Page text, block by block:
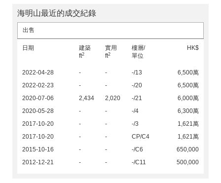
海明山最近的成交紀錄
出售
日期
建築
ft2
實用
ft2
樓層/
單位
HK$
2022-04-28 - - -/13
6,500萬
2022-02-23
- - -/20
6,500萬
2020-07-06
2,434 2,020 -/21
6,000萬
2020-05-28
- - -/4
6,300萬
2017-10-20
- - -/3
1,621萬
2017-10-20
- - CP/C4
1,621萬
2015-10-16
- - -/C6
650,000
2012-12-21
- - -/C11 500,000